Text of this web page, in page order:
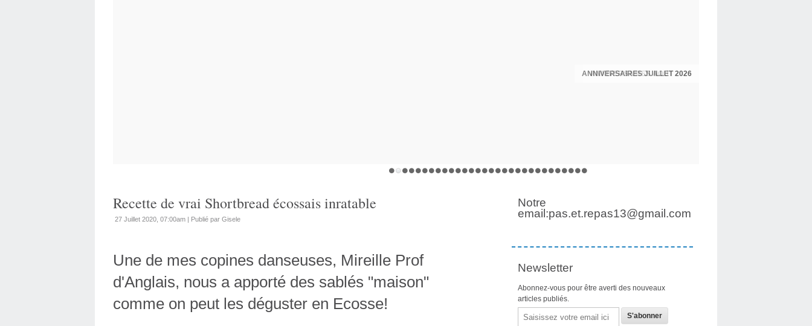
ANNIVERSAIRES JUILLET 2026
Recette de vrai Shortbread écossais inratable
27 Juillet 2020, 07:00am | Publié par Gisele
Une de mes copines danseuses, Mireille Prof
d'Anglais, nous a apporté des sablés "maison"
comme on peut les déguster en Ecosse!
Notre
email:pas.et.repas13@gmail.com
Newsletter
Abonnez-vous pour être averti des nouveaux
articles publiés.
Email